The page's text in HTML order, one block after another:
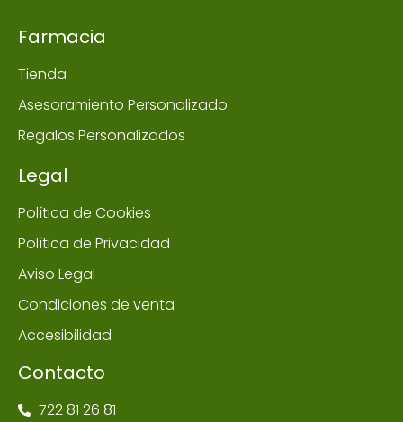
Farmacia
Tienda
Asesoramiento Personalizado
Regalos Personalizados
Legal
Política de Cookies
Política de Privacidad
Aviso Legal
Condiciones de venta
Accesibilidad
Contacto
722 81 26 81